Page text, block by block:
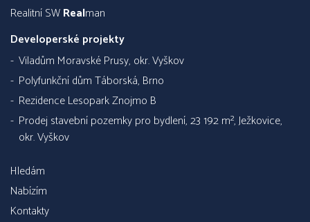
Realitní SWRealman
Developerské projekty
Viladům Moravské Prusy, okr. Vyškov
Polyfunkční dům Táborská, Brno
Rezidence Lesopark Znojmo B
Prodej stavební pozemky pro bydlení, 23 192 m², Ježkovice,
okr. Vyškov
Hledám
Nabízím
Kontakty